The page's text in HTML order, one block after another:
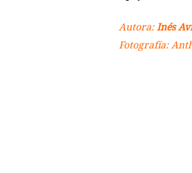
Autora:Inés
Fotografía: